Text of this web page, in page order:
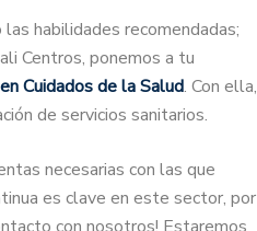
habilidades recomendadas;
Centros, ponemos a tu
Cuidados de la Salud. Con ella,
de servicios sanitarios.
necesarias con las que
es clave en este sector, por